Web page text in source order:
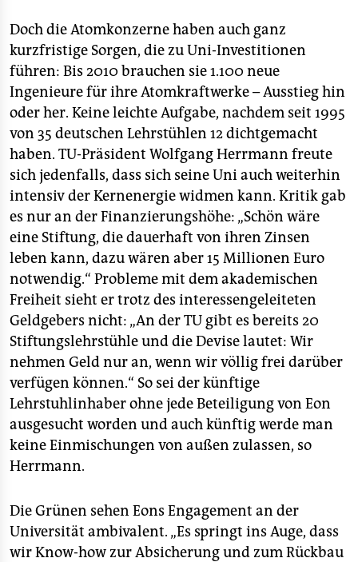
Doch die Atomkonzerne haben auch ganz
kurzfristige Sorgen, die zu Uni-Investitionen
führen: Bis 2010 brauchen sie 1.100 neue
Ingenieure für ihre Atomkraftwerke – Ausstieg hin
oder her. Keine leichte Aufgabe, nachdem seit 1995
von 35 deutschen Lehrstühlen 12 dichtgemacht
haben. TU-Präsident Wolfgang Herrmann freute
sich jedenfalls, dass sich seine Uni auch weiterhin
intensiv der Kernenergie widmen kann. Kritik gab
es nur an der Finanzierungshöhe: „Schön wäre
eine Stiftung, die dauerhaft von ihren Zinsen
leben kann, dazu wären aber 15 Millionen Euro
notwendig.“ Probleme mit dem akademischen
Freiheit sieht er trotz des interessengeleiteten
Geldgebers nicht: „An der TU gibt es bereits 20
Stiftungslehrstühle und die Devise lautet: Wir
nehmen Geld nur an, wenn wir völlig frei darüber
verfügen können.“ So sei der künftige
Lehrstuhlinhaber ohne jede Beteiligung von Eon
ausgesucht worden und auch künftig werde man
keine Einmischungen von außen zulassen, so
Herrmann.
Die Grünen sehen Eons Engagement an der
Universität ambivalent. „Es springt ins Auge, dass
wir Know-how zur Absicherung und zum Rückbau